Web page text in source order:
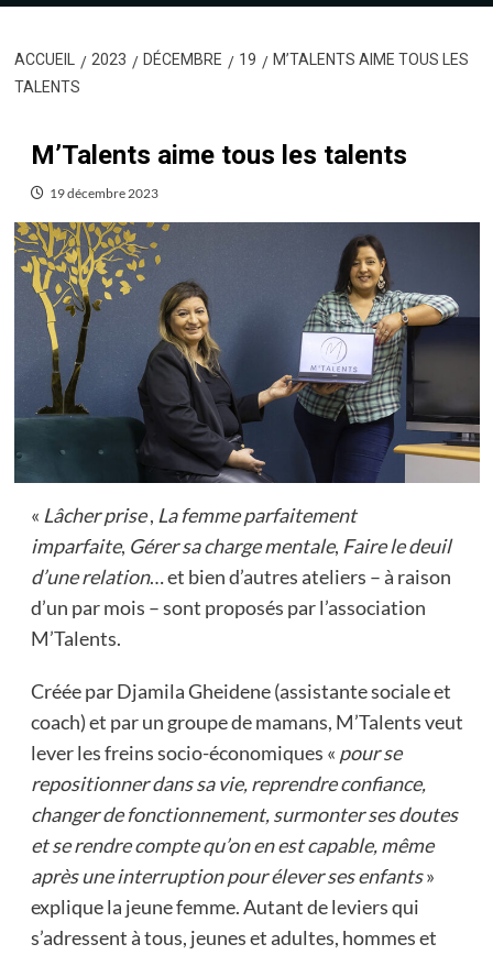
ACCUEIL 2023 DÉCEMBRE 19
M’TALENTS AIME TOUS LES
TALENTS
M’Talents aime tous les talents
19 décembre 2023
« Lâcher prise, La femme parfaitement
imparfaite, Gérer sa charge mentale, Faire le deuil
d’une relation… et bien d’autres ateliers – à raison
d’un par mois – sont proposés par l’association
M’Talents.
Créée par Djamila Gheidene (assistante sociale et
coach) et par un groupe de mamans, M’Talents veut
lever les freins socio-économiques « pour se
repositionner dans sa vie, reprendre confiance,
changer de fonctionnement, surmonter ses doutes
et se rendre compte qu’on en est capable, même
après une interruption pour élever ses enfants»
explique la jeune femme. Autant de leviers qui
s’adressent à tous, jeunes et adultes, hommes et